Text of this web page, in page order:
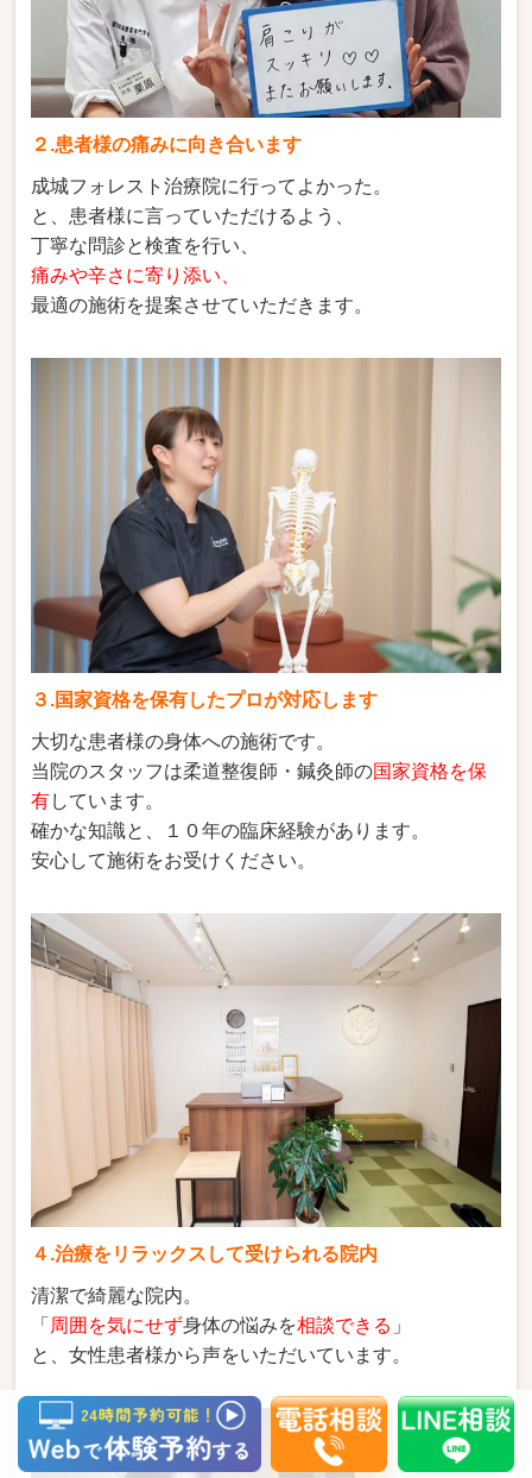
２.患者様の痛みに向き合います
成城フォレスト治療院に行ってよかった。
と、患者様に言っていただけるよう、
丁寧な問診と検査を行い、
痛みや辛さに寄り添い、
最適の施術を提案させていただきます。
３.国家資格を保有したプロが対応します
大切な患者様の身体への施術です。
当院のスタッフは柔道整復師・鍼灸師の国家資格を保
有しています。
確かな知識と、１０年の臨床経験があります。
安心して施術をお受けください。
４.治療をリラックスして受けられる院内
清潔で綺麗な院内。
「 周囲を気にせず身体の悩みを相談できる 」
と、女性患者様から声をいただいています。